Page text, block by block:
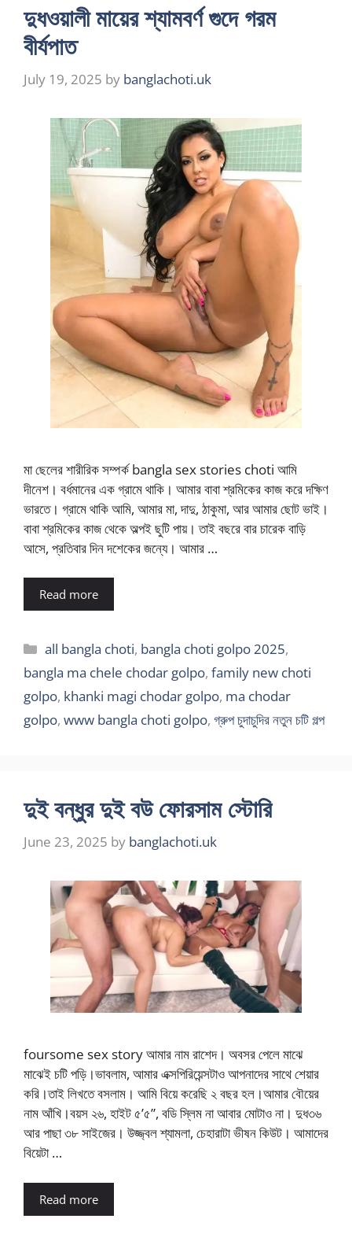
দুধওয়ালী মায়ের শ্যামবর্ণ গুদে গরম
বীর্যপাত
July 19, 2025 by banglachoti.uk
মা ছেলের শারীরিক সম্পর্ক bangla sex stories choti আমি
দীনেশ। বর্ধমানের এক গ্রামে থাকি। আমার বাবা শ্রমিকের কাজ করে দক্ষিণ
ভারতে। গ্রামে থাকি আমি, আমার মা, দাদু, ঠাকুমা, আর আমার ছোট ভাই।
বাবা শ্রমিকের কাজ থেকে অল্পই ছুটি পায়। তাই বছরে বার চারেক বাড়ি
আসে, প্রতিবার দিন দশেকের জন্যে। আমার …
Read more
Categories
all bangla choti, bangla choti golpo 2025,
bangla ma chele chodar golpo, family new choti
golpo, khanki magi chodar golpo, ma chodar
golpo, www bangla choti golpo, গ্রুপ চুদাচুদির নতুন চটি গল্প
দুই বন্ধুর দুই বউ ফোরসাম স্টোরি
June 23, 2025 by banglachoti.uk
foursome sex story আমার নাম রাশেদ। অবসর পেলে মাঝে
মাঝেই চটি পড়ি।ভাবলাম, আমার এক্সপিরিয়েন্সটাও আপনাদের সাথে শেয়ার
করি।তাই লিখতে বসলাম। আমি বিয়ে করেছি ২ বছর হল।আমার বৌয়ের
নাম আঁখি।বয়স ২৬, হাইট ৫’৫”, বডি স্লিম না আবার মোটাও না। দুধ৩৬
আর পাছা ৩৮ সাইজের। উজ্জ্বল শ্যামলা, চেহারাটা ভীষন কিউট। আমাদের
বিয়েটা …
Read more